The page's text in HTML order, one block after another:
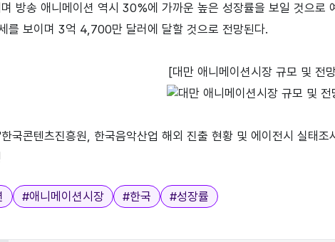
방송 애니메이션 역시 30%에 가까운 높은 성장률을 보일 것으
를 보이며 3억 4,700만 달러에 달할 것으로 전망된다.
[대만 애니메이션시장 규모 및
국콘텐츠진흥원, 한국음악산업 해외 진출 현황 및 에이전시 실태
#애니메이션시장 #한국 #성장률